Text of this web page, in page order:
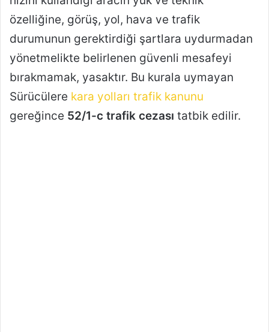
özelliğine, görüş, yol, hava ve trafik
durumunun gerektirdiği şartlara uydurmadan
yönetmelikte belirlenen güvenli mesafeyi
bırakmamak, yasaktır. Bu kurala uymayan
Sürücülere kara yolları trafik kanunu
gereğince 52/1-c trafik cezası tatbik edilir.